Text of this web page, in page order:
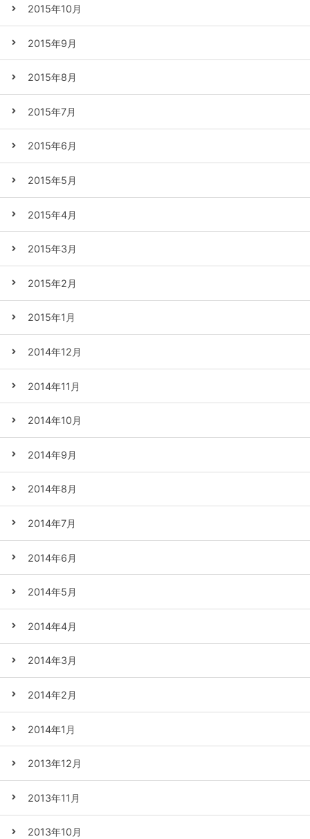
2015年10月
2015年9月
2015年8月
2015年7月
2015年6月
2015年5月
2015年4月
2015年3月
2015年2月
2015年1月
2014年12月
2014年11月
2014年10月
2014年9月
2014年8月
2014年7月
2014年6月
2014年5月
2014年4月
2014年3月
2014年2月
2014年1月
2013年12月
2013年11月
2013年10月